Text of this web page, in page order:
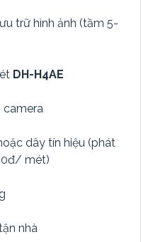
trữ hình ảnh (tầm 5-
DH-H4AE
camera
dây tín hiệu (phát
mét)
nhà